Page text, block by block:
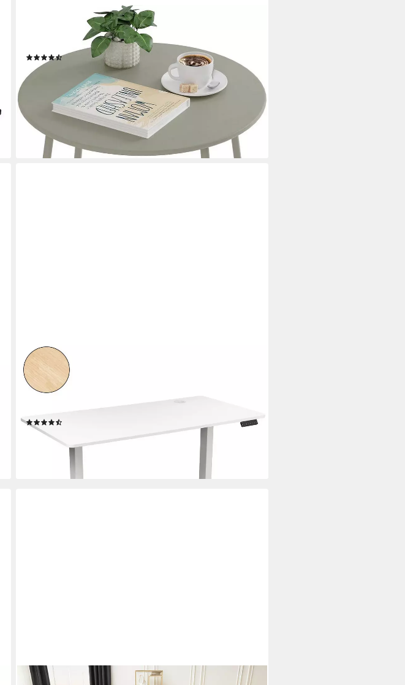
Beistelltisch (1-St), rund, Balkontisch Gartentisch, aus
Metall, φ48xH45cm
(31)
21,24 €
lieferbar - in 4-5 Werktagen bei dir
AMBINESS
Schreibtisch Höhenverstellbar FlexxPro, 6 Varianten,
Durchgehende Arbeitsplatte (Höhenverstellung von 72-
119 cm, Inkl. LED-Bedienfeld & Kabeldurchführung),
elektrisch stufenlos & ergonomisch
ab 64,99 €
lieferbar - in 2-3 Werktagen bei dir
RIESS-AMBIENTE